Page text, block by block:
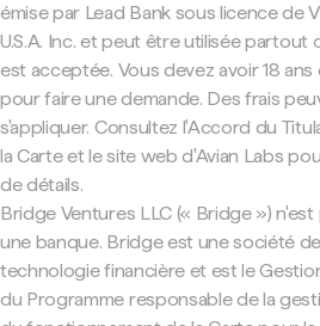
émise par Lead Bank sous licence de
U.S.A. Inc. et peut être utilisée partout
est acceptée. Vous devez avoir 18 ans
pour faire une demande. Des frais
s'appliquer. Consultez l'Accord du
la Carte et le site web d'Avian Labs
de détails.
Bridge Ventures LLC (« Bridge ») n'est
une banque. Bridge est une société de
technologie financière et est le
du Programme responsable de la